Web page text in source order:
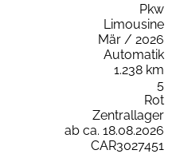
Pkw
Limousine
Mär / 2026
Automatik
1.238 km
5
Rot
Zentrallager
ab ca. 18.08.2026
CAR3027451